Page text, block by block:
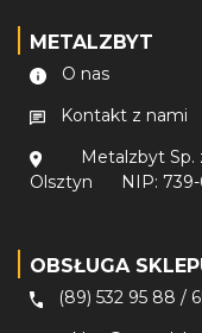
METALZBYT
O nas
Kontakt z nami
Metalzbyt Sp.
Olsztyn
NIP:
OBSŁUGA
(89) 532 95 88 /